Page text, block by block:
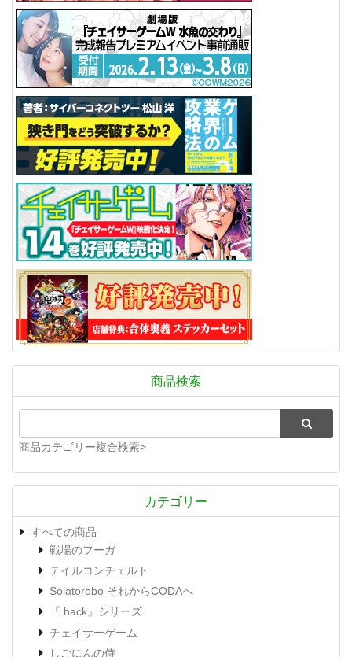
商品検索
商品カテゴリー複合検索>
カテゴリー
すべての商品
戦場のフーガ
テイルコンチェルト
Solatorobo それからCODAへ
『.hack』シリーズ
チェイサーゲーム
しごにんの侍